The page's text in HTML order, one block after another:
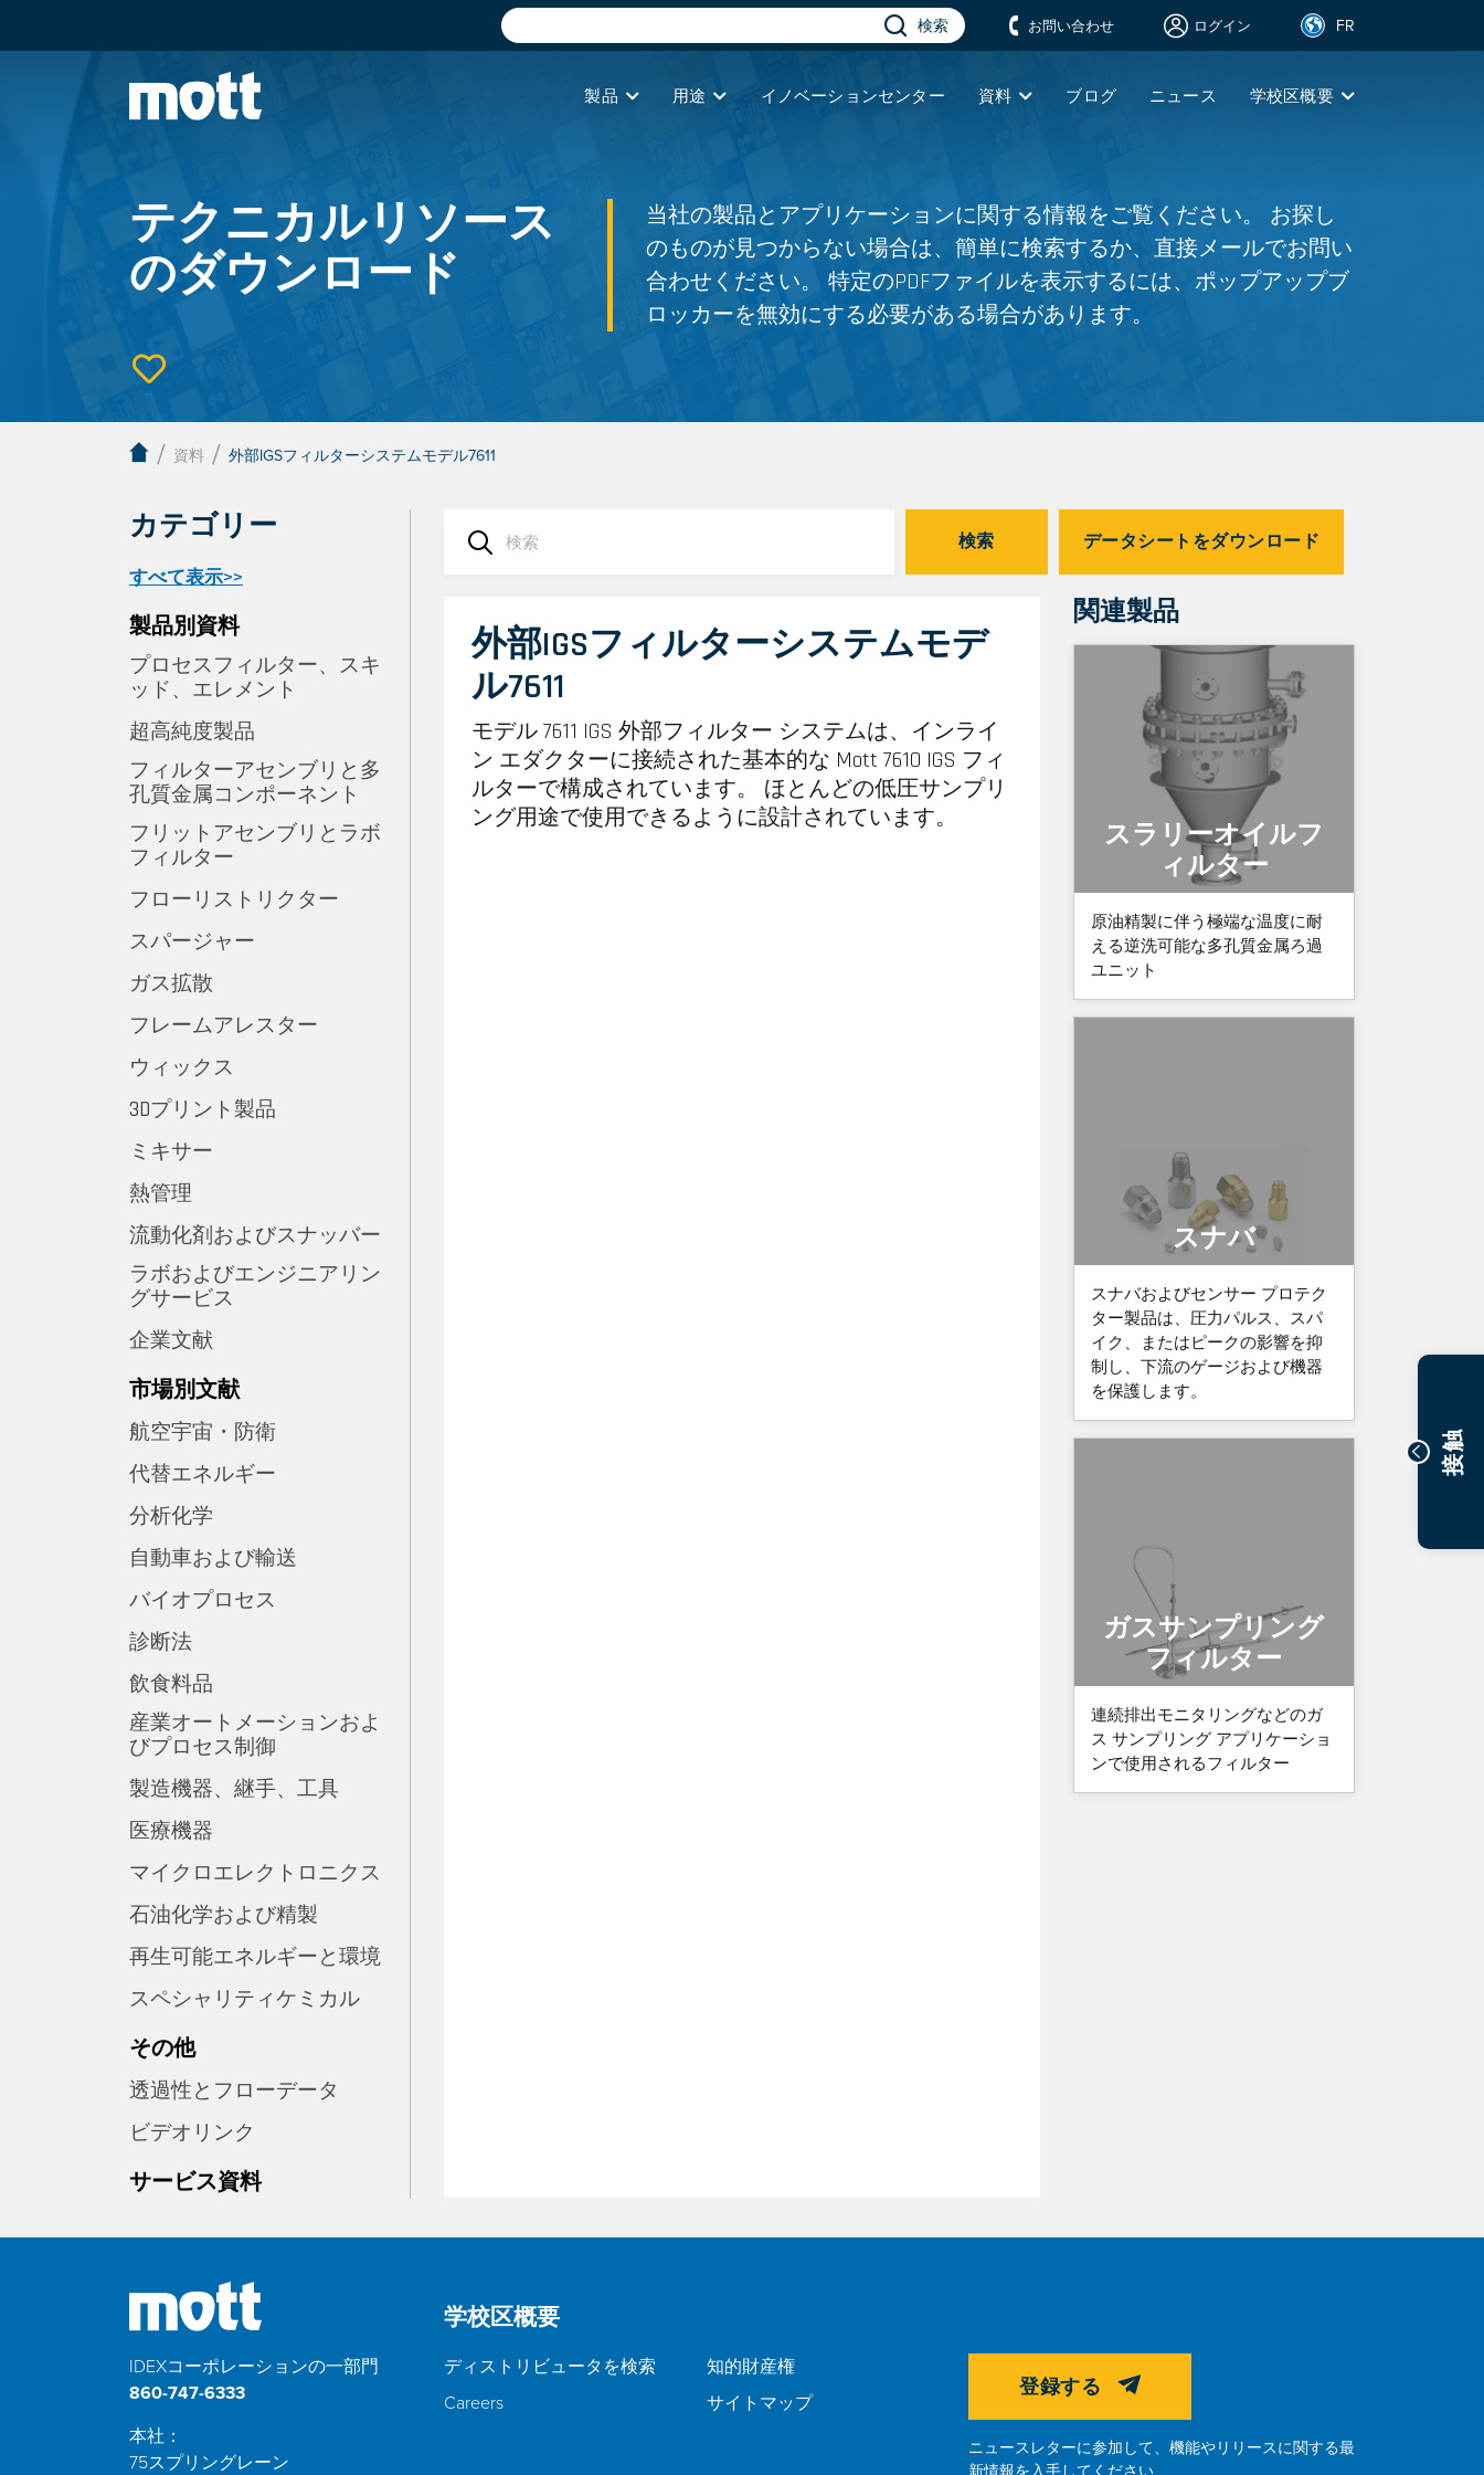
検索 お問い合わせ ログイン FR
製品 用途 イノベーションセンター 資料 ブログ ニュース 学校区概要
テクニカルリソース
のダウンロード
当社の製品とアプリケーションに関する情報をご覧ください。 お探し
のものが見つからない場合は、簡単に検索するか、直接メールでお問い
合わせください。 特定のPDFファイルを表示するには、ポップアップブ
ロッカーを無効にする必要がある場合があります。
/ 資料 / 外部IGSフィルターシステムモデル7611
カテゴリー
すべて表示>>
製品別資料
プロセスフィルター、スキ
ッド、エレメント
超高純度製品
フィルターアセンブリと多
孔質金属コンポーネント
フリットアセンブリとラボ
フィルター
フローリストリクター
スパージャー
ガス拡散
フレームアレスター
ウィックス
3Dプリント製品
ミキサー
熱管理
流動化剤およびスナッバー
ラボおよびエンジニアリン
グサービス
企業文献
市場別文献
航空宇宙・防衛
代替エネルギー
分析化学
自動車および輸送
バイオプロセス
診断法
飲食料品
産業オートメーションおよ
びプロセス制御
製造機器、継手、工具
医療機器
マイクロエレクトロニクス
石油化学および精製
再生可能エネルギーと環境
スペシャリティケミカル
その他
透過性とフローデータ
ビデオリンク
サービス資料
検索 データシートをダウンロード
外部IGSフィルターシステムモデ
ル7611
モデル 7611 IGS 外部フィルター システムは、インライ
ン エダクターに接続された基本的な Mott 7610 IGS フィ
ルターで構成されています。 ほとんどの低圧サンプリ
ング用途で使用できるように設計されています。
関連製品
スラリーオイルフ
ィルター
原油精製に伴う極端な温度に耐
える逆洗可能な多孔質金属ろ過
ユニット
スナバ
スナバおよびセンサー プロテク
ター製品は、圧力パルス、スパ
イク、またはピークの影響を抑
制し、下流のゲージおよび機器
を保護します。
ガスサンプリング
フィルター
連続排出モニタリングなどのガ
ス サンプリング アプリケーショ
ンで使用されるフィルター
IDEXコーポレーションの一部門
860-747-6333
本社：
75スプリングレーン
学校区概要
ディストリビュータを検索
Careers
知的財産権
サイトマップ
登録する
ニュースレターに参加して、機能やリリースに関する最
接触